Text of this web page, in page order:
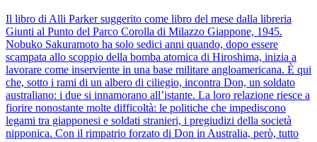
Il libro di Alli Parker suggerito come libro del mese dalla libreria
Giunti al Punto del Parco Corolla di Milazzo Giappone, 1945.
Nobuko Sakuramoto ha solo sedici anni quando, dopo essere
scampata allo scoppio della bomba atomica di Hiroshima, inizia a
lavorare come inserviente in una base militare angloamericana. È qui
che, sotto i rami di un albero di ciliegio, incontra Don, un soldato
australiano: i due si innamorano all’istante. La loro relazione riesce a
fiorire nonostante molte difficoltà: le politiche che impediscono
legami tra giapponesi e soldati stranieri, i pregiudizi della società
nipponica. Con il rimpatrio forzato di Don in Australia, però, tutto